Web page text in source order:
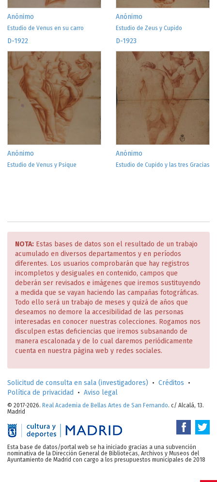
Anónimo
Estudio de Venus en su carro
Anónimo
Estudio de Zeus y Cupido
D-1922
Anónimo
Estudio de Venus y Psique
D-1923
Anónimo
Estudio de Cupido y las tres Gracias
NOTA: Estas bases de datos son el resultado de un trabajo
acumulado en diversos departamentos y en períodos
diferentes. Los usuarios comprobarán que hay registros
incompletos y desiguales en contenido, campos que
deberán ser revisados e imágenes que iremos sustituyendo
a medida que se vayan haciendo las campañas fotográficas.
Todo ello será un trabajo de meses y quizá de años que
deseamos no demore la accesibilidad de las personas
interesadas en conocer nuestras colecciones. Rogamos nos
disculpen estas deficiencias que iremos subsanando de
manera escalonada y de lo cual daremos periódicamente
cuenta en nuestra página web y redes sociales.
Solicitud de consulta en sala (investigadores) • Créditos •
Política de privacidad
• Aviso legal
© 2017-2026. Real Academia de Bellas Artes de San Fernando. c/ Alcalá, 13.
Madrid
Esta base de datos/portal web se ha iniciado gracias a una subvención
nominativa de la Dirección General de Bibliotecas, Archivos y Museos del
Ayuntamiento de Madrid con cargo a los presupuestos municipales de 2018